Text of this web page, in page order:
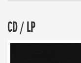
CD / LP